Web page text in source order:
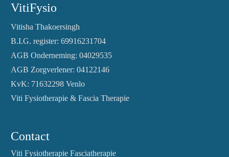
VitiFysio
Vitisha Thakoersingh
B.I.G. register: 69916231704
AGB Onderneming: 04029535
AGB Zorgverlener: 04122146
KvK: 71632298 Venlo
Viti Fysiotherapie & Fascia Therapie
Contact
Viti Fysiotherapie Fasciatherapie